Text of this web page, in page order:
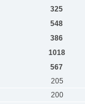
325
548
386
1018
567
205
200